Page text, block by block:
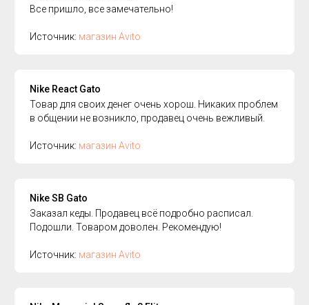
Все пришло, все замечательно!
Источник: магазин Avito
Nike React Gato
Товар для своих денег очень хорош. Никаких проблем
в общении не возникло, продавец очень вежливый.
Источник: магазин Avito
Nike SB Gato
Заказал кеды. Продавец всё подробно расписал.
Подошли. Товаром доволен. Рекомендую!
Источник: магазин Avito